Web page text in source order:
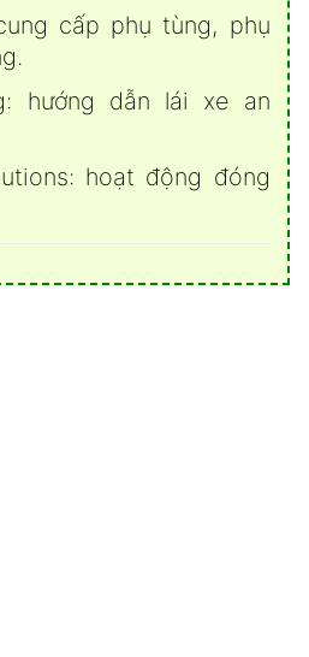
cấp phụ tùng, phụ
hướng dẫn lái xe an
hoạt động đóng